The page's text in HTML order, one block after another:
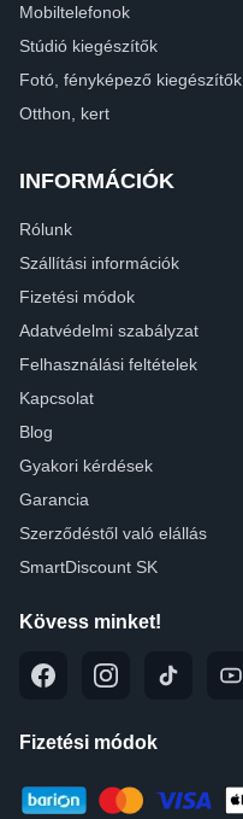
Mobiltelefonok
Stúdió kiegészítők
Fotó, fényképező kiegészítők
Otthon, kert
INFORMÁCIÓK
Rólunk
Szállítási információk
Fizetési módok
Adatvédelmi szabályzat
Felhasználási feltételek
Kapcsolat
Blog
Gyakori kérdések
Garancia
Szerződéstől való elállás
SmartDiscount SK
Kövess minket!
Fizetési módok